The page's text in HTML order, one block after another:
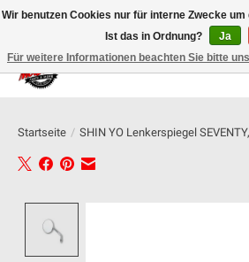
100% schweizer Onlineshop für Dein Motorrad
Startseite / SHIN YO Lenkerspiegel
Wir benutzen Cookies nur für interne Zwecke
Ist das in Ordnung?
Ja
Für weitere Informationen beachten Sie bitte